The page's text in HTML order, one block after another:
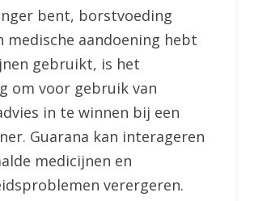
bent, borstvoeding
medische aandoening hebt
gebruikt, is het
om voor gebruik van
in te winnen bij een
Guarana kan interageren
medicijnen en
verergeren.